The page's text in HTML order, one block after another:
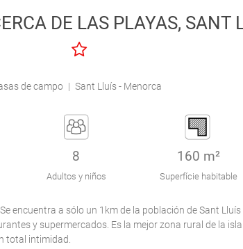
DE LAS PLAYAS, SANT
de campo | Sant Lluís - Menorca
8
Adultos y niños
160 m²
Superfície habitable
encuentra a sólo un 1km de la población de Sant
y supermercados. Es la mejor zona rural de la
total intimidad.